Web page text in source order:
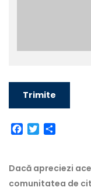
Facebook
Twitter
Dacă apreciezi
comunitatea de